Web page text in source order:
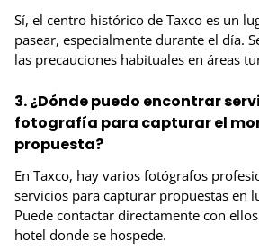
Sí, el centro histórico de Taxco es un
pasear, especialmente durante el día.
las precauciones habituales en áreas
3. ¿Dónde puedo encontrar
fotografía para capturar el
propuesta?
En Taxco, hay varios fotógrafos
servicios para capturar propuestas en
Puede contactar directamente con
hotel donde se hospede.